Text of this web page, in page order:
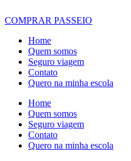
COMPRAR PASSEIO
Home
Quem somos
Seguro viagem
Contato
Quero na minha escola
Home
Quem somos
Seguro viagem
Contato
Quero na minha escola